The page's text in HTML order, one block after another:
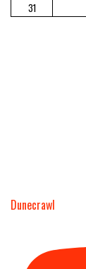
31
Dunecrawl